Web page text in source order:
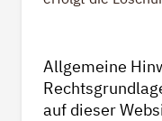
Allgemeine
auf dieser